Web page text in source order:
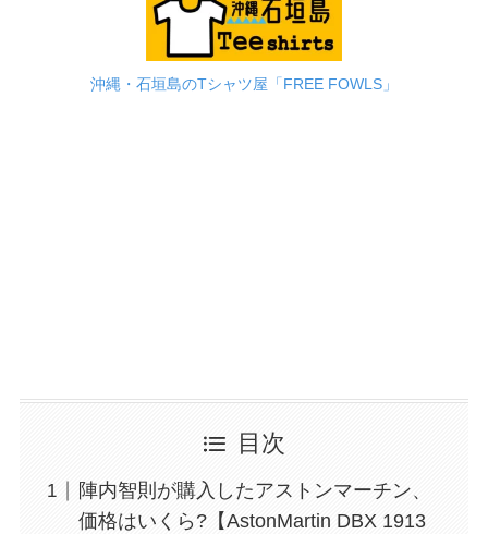
沖縄・石垣島のTシャツ屋「FREE FOWLS」
目次
陣内智則が購入したアストンマーチン、
価格はいくら?【AstonMartin DBX 1913